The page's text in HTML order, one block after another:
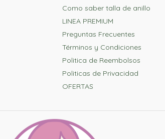
Como saber talla de anillo
LINEA PREMIUM
Preguntas Frecuentes
Términos y Condiciones
Politica de Reembolsos
Politicas de Privacidad
OFERTAS